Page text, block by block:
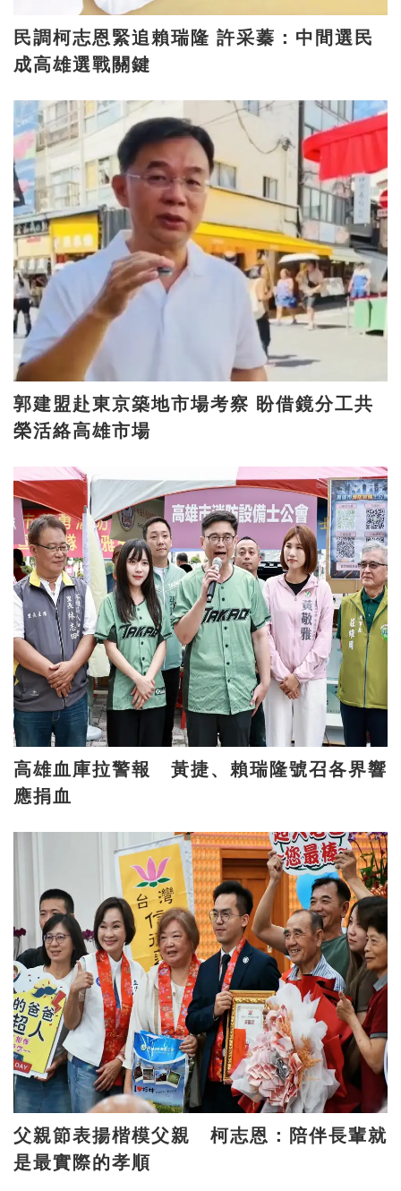
民調柯志恩緊追賴瑞隆 許采蓁：中間選民
成高雄選戰關鍵
郭建盟赴東京築地市場考察 盼借鏡分工共
榮活絡高雄市場
高雄血庫拉警報 黃捷、賴瑞隆號召各界響
應捐血
父親節表揚楷模父親 柯志恩：陪伴長輩就
是最實際的孝順